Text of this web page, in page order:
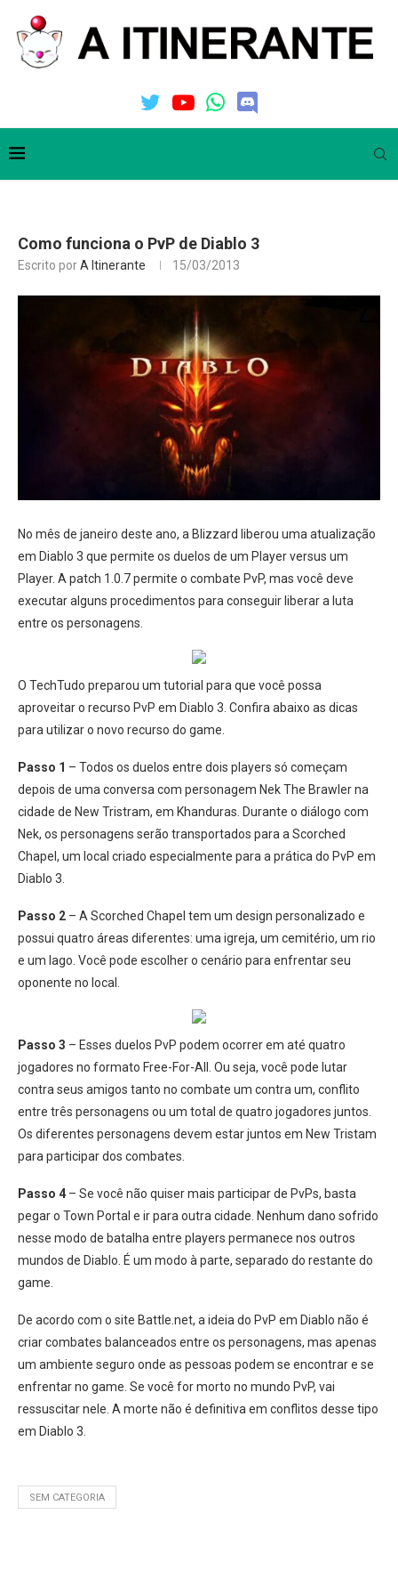
Como funciona o PvP de Diablo 3
Escrito porA Itinerante 15/03/2013
No mês de janeiro deste ano, a Blizzard liberou uma atualização
em Diablo 3 que permite os duelos de um Player versus um
Player. A patch 1.0.7 permite o combate PvP, mas você deve
executar alguns procedimentos para conseguir liberar a luta
entre os personagens.
O TechTudo preparou um tutorial para que você possa
aproveitar o recurso PvP em Diablo 3. Confira abaixo as dicas
para utilizar o novo recurso do game.
Passo 1 – Todos os duelos entre dois players só começam
depois de uma conversa com personagem Nek The Brawler na
cidade de New Tristram, em Khanduras. Durante o diálogo com
Nek, os personagens serão transportados para a Scorched
Chapel, um local criado especialmente para a prática do PvP em
Diablo 3.
Passo 2 – A Scorched Chapel tem um design personalizado e
possui quatro áreas diferentes: uma igreja, um cemitério, um rio
e um lago. Você pode escolher o cenário para enfrentar seu
oponente no local.
Passo 3 – Esses duelos PvP podem ocorrer em até quatro
jogadores no formato Free-For-All. Ou seja, você pode lutar
contra seus amigos tanto no combate um contra um, conflito
entre três personagens ou um total de quatro jogadores juntos.
Os diferentes personagens devem estar juntos em New Tristam
para participar dos combates.
Passo 4 – Se você não quiser mais participar de PvPs, basta
pegar o Town Portal e ir para outra cidade. Nenhum dano sofrido
nesse modo de batalha entre players permanece nos outros
mundos de Diablo. É um modo à parte, separado do restante do
game.
De acordo com o site Battle.net, a ideia do PvP em Diablo não é
criar combates balanceados entre os personagens, mas apenas
um ambiente seguro onde as pessoas podem se encontrar e se
enfrentar no game. Se você for morto no mundo PvP, vai
ressuscitar nele. A morte não é definitiva em conflitos desse tipo
em Diablo 3.
SEM CATEGORIA